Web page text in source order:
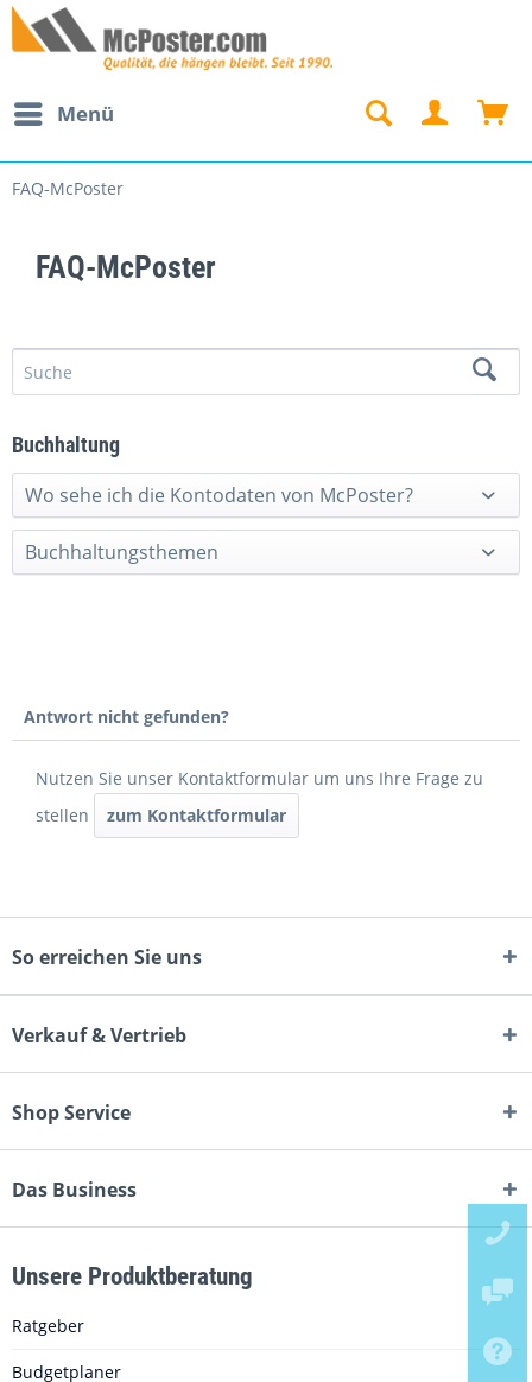
Menü
FAQ-McPoster
FAQ-McPoster
Buchhaltung
Wo sehe ich die Kontodaten von McPoster?
Buchhaltungsthemen
Antwort nicht gefunden?
Nutzen Sie unser Kontaktformular um uns Ihre Frage zu
stellen
zum Kontaktformular
So erreichen Sie uns
Verkauf & Vertrieb
Shop Service
Das Business
Unsere Produktberatung
Ratgeber
Budgetplaner